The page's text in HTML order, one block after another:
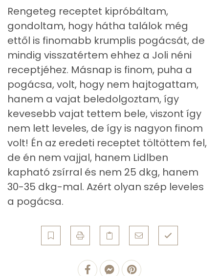
Összesen
1209.7 g
Cink
2 mg
Szelén
51 mg
Kálcium
103 mg
Vas
2 mg
Magnézium
44 mg
Foszfor
235 mg
Nátrium
770 mg
Réz
0 mg
Mangán
Szénhidrát
Rengeteg receptet kipróbáltam,
gondoltam, hogy hátha találok még
ettől is finomabb krumplis pogácsát, de
mindig visszatértem ehhez a Joli néni
receptjéhez. Másnap is finom, puha a
pogácsa, volt, hogy nem hajtogattam,
hanem a vajat beledolgoztam, így
kevesebb vajat tettem bele, viszont így
nem lett leveles, de így is nagyon finom
volt! Én az eredeti receptet töltöttem fel,
de én nem vajjal, hanem Lidlben
kapható zsírral és nem 25 dkg, hanem
30-35 dkg-mal. Azért olyan szép leveles
a pogácsa.